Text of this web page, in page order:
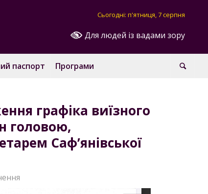
Для людей із вадами зору
Сьогодні: п'ятниця, 7 серпня
паспорт Програми
графіка виїзного
головою,
Саф’янівської